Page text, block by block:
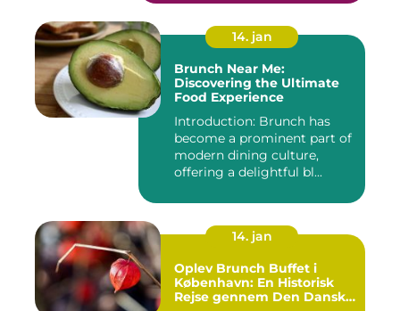
14. jan
Brunch Near Me:
Discovering the Ultimate
Food Experience
Introduction: Brunch has
become a prominent part of
modern dining culture,
offering a delightful bl...
14. jan
Oplev Brunch Buffet i
København: En Historisk
Rejse gennem Den Danske